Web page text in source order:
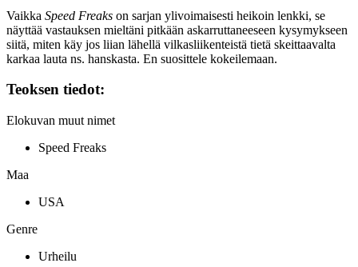
Vaikka Speed Freaks on sarjan ylivoimaisesti heikoin lenkki, se
näyttää vastauksen mieltäni pitkään askarruttaneeseen kysymykseen
siitä, miten käy jos liian lähellä vilkasliikenteistä tietä skeittaavalta
karkaa lauta ns. hanskasta. En suosittele kokeilemaan.
Teoksen tiedot:
Elokuvan muut nimet
Speed Freaks
Maa
USA
Genre
Urheilu